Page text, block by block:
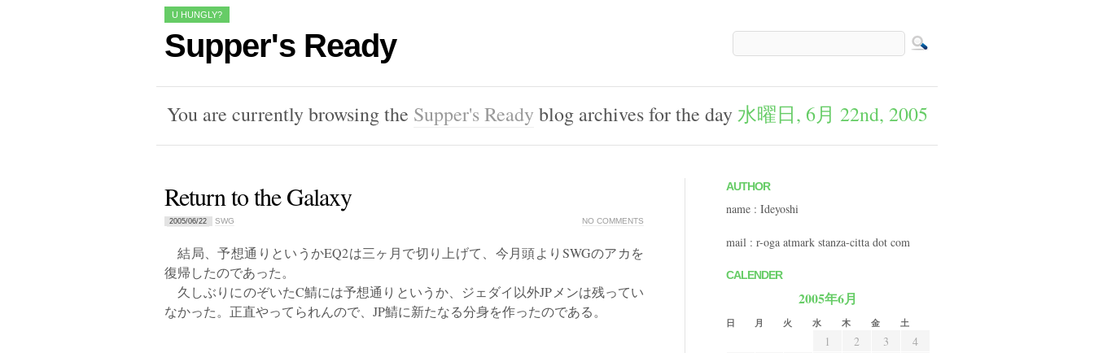
U HUNGLY?
Supper's Ready
You are currently browsing the Supper's Ready blog archives for the day水曜日, 6月 22nd, 2005
Return to the Galaxy
2005/06/22 SWG NO COMMENTS
結局、予想通りというかEQ2は三ヶ月で切り上げて、今月頭よりSWGのアカを
復帰したのであった。
久しぶりにのぞいたC鯖には予想通りというか、ジェダイ以外JPメンは残ってい
なかった。正直やってられんので、JP鯖に新たなる分身を作ったのである。
AUTHOR
name : Ideyoshi
mail : r-oga atmark stanza-citta dot com
CALENDER
2005年6月
日 月 火 水 木 金 土
1 2 3
4